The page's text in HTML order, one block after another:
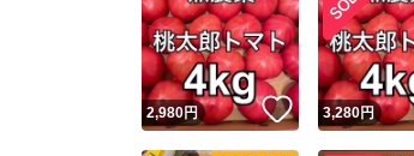
2,980円 いいね！
3,280円